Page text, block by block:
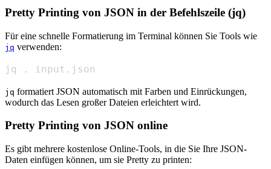
Pretty Printing von JSON in der Befehlszeile (jq)
Für eine schnelle Formatierung im Terminal können Sie Tools wie
jq verwenden:
jq . input.json
jq formatiert JSON automatisch mit Farben und Einrückungen,
wodurch das Lesen großer Dateien erleichtert wird.
Pretty Printing von JSON online
Es gibt mehrere kostenlose Online-Tools, in die Sie Ihre JSON-
Daten einfügen können, um sie Pretty zu printen: